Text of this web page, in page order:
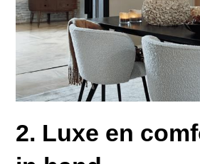
2. Luxe en